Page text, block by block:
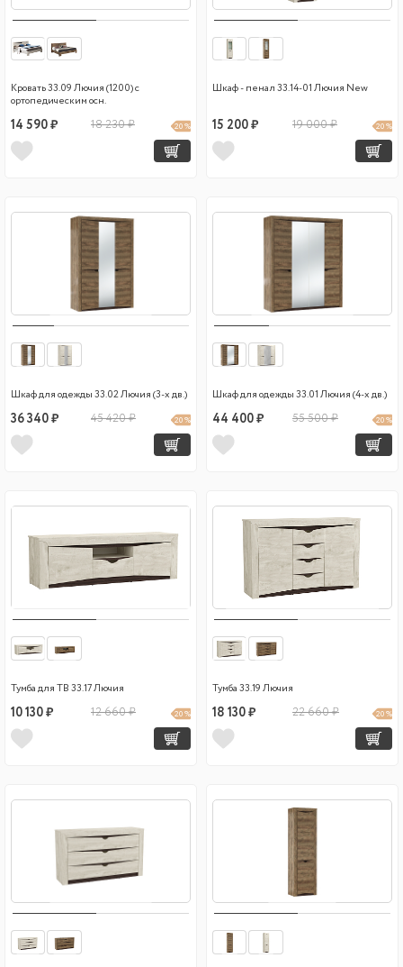
Кровать 33.09 Лючия (1200) с
ортопедическим осн.
14 590 ₽ 18 230 ₽ 20 %
Шкаф - пенал 33.14-01 Лючия New
15 200 ₽ 19 000 ₽ 20 %
Шкаф для одежды 33.02 Лючия (3-х дв.)
36 340 ₽ 45 420 ₽ 20 %
Шкаф для одежды 33.01 Лючия (4-х дв.)
44 400 ₽ 55 500 ₽ 20 %
Тумба для ТВ 33.17 Лючия
10 130 ₽ 12 660 ₽ 20 %
Тумба 33.19 Лючия
18 130 ₽ 22 660 ₽ 20 %